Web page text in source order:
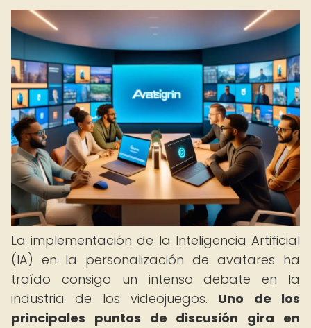
La implementación de la Inteligencia Artificial
(IA) en la personalización de avatares ha
traído consigo un intenso debate en la
industria de los videojuegos. Uno de los
principales puntos de discusión gira en